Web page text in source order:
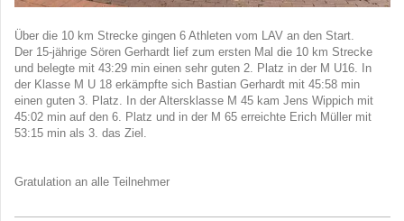
Über die 10 km Strecke gingen 6 Athleten vom LAV an den Start.
Der 15-jährige Sören Gerhardt lief zum ersten Mal die 10 km Strecke
und belegte mit 43:29 min einen sehr guten 2. Platz in der M U16. In
der Klasse M U 18 erkämpfte sich Bastian Gerhardt mit 45:58 min
einen guten 3. Platz. In der Altersklasse M 45 kam Jens Wippich mit
45:02 min auf den 6. Platz und in der M 65 erreichte Erich Müller mit
53:15 min als 3. das Ziel.
Gratulation an alle Teilnehmer